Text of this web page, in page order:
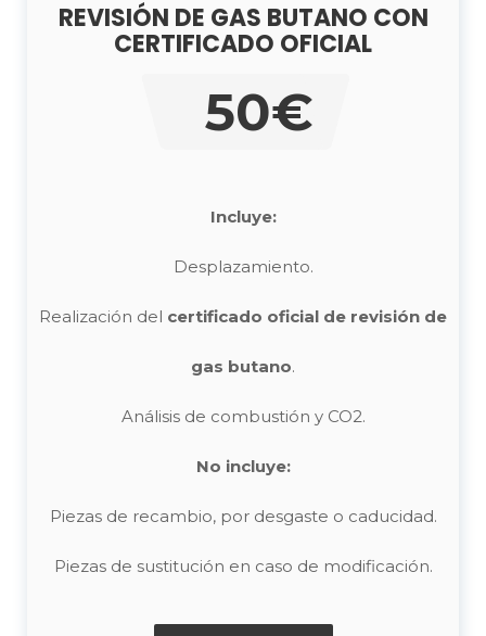
REVISIÓN DE GAS BUTANO CON
CERTIFICADO OFICIAL
50€
Incluye:
Desplazamiento.
Realización del certificado oficial de revisión de
gas butano.
Análisis de combustión y CO2.
No incluye:
Piezas de recambio, por desgaste o caducidad.
Piezas de sustitución en caso de modificación.